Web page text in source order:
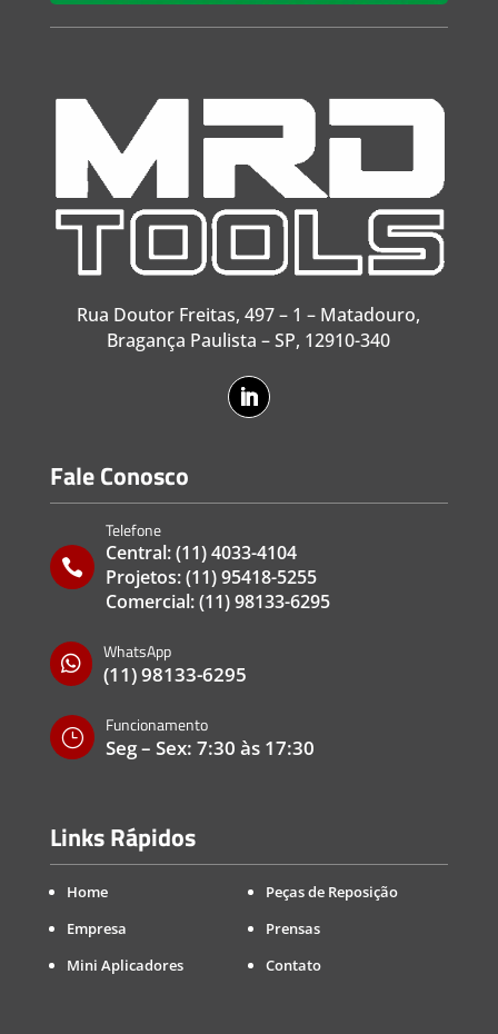
Rua Doutor Freitas, 497 – 1 – Matadouro,
Bragança Paulista – SP, 12910-340
Fale Conosco

Telefone
Central:(11) 4033-4104
Projetos:(11) 95418-5255
Comercial:(11) 98133-6295

WhatsApp
(11) 98133-6295
}
Funcionamento
Seg – Sex: 7:30 às 17:30
Links Rápidos
Home
Empresa
Mini Aplicadores
Peças de Reposição
Prensas
Contato